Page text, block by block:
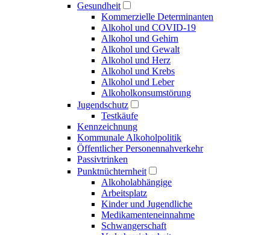
Gesundheit
Kommerzielle Determinanten
Alkohol und COVID-19
Alkohol und Gehirn
Alkohol und Gewalt
Alkohol und Herz
Alkohol und Krebs
Alkohol und Leber
Alkoholkonsumstörung
Jugendschutz
Testkäufe
Kennzeichnung
Kommunale Alkoholpolitik
Öffentlicher Personen­nahverkehr
Passivtrinken
Punkt­nüchternheit
Alkohol­abhängige
Arbeitsplatz
Kinder und Jugendliche
Medikamenten­einnahme
Schwangerschaft